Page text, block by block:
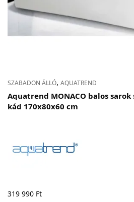
SZABADON ÁLLÓ, AQUATREND
Aquatrend MONACO balos
kád 170x80x60 cm
319 990 Ft